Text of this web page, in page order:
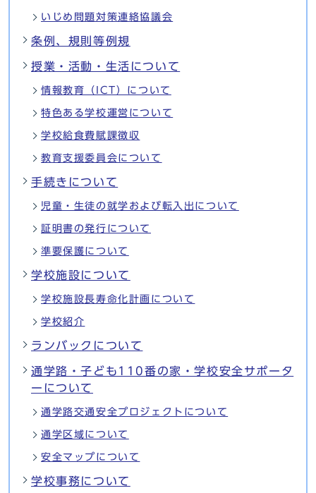
いじめ問題対策連絡協議会
条例、規則等例規
授業・活動・生活について
情報教育（ICT）について
特色ある学校運営について
学校給食費賦課徴収
教育支援委員会について
手続きについて
児童・生徒の就学および転入出について
証明書の発行について
準要保護について
学校施設について
学校施設長寿命化計画について
学校紹介
ランバックについて
通学路・子ども110番の家・学校安全サポータ
ーについて
通学路交通安全プロジェクトについて
通学区域について
安全マップについて
学校事務について